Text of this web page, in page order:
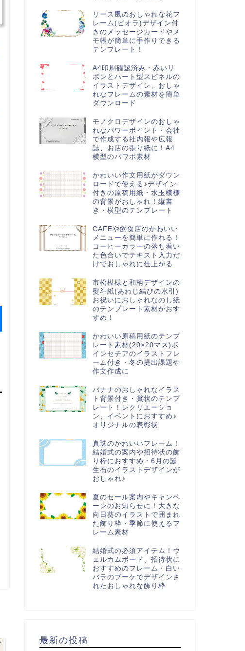
2025年12月 2025年5月
リース風のおしゃれな花フ
レーム(ビオラ)デザイン付
きのメッセージカードやメ
モ帳が簡単に手作りできる
テンプレート！
A4印刷確認済み・赤いリ
ボンとハート型スピネルの
イラストデザイン、おしゃ
れなフレームの素材を簡単
ダウンロード
モノクロデザインのおしゃ
れなパワーポイント・会社
で作成する社内報や広報
誌、お店の張り紙に！A4
横型のパワポ素材
かわいい作文用紙がダウン
ロードで使える♪デザイン
付きの原稿用紙・水玉模様
の背景がおしゃれ！縦書
き・横型のテンプレート
CAFEや飲食店のかわいい
メニューを簡単に作れる！
コーヒーカラーの落ち着い
た色合いでテキスト入力だ
けでおしゃれに仕上がる
市松模様と和柄デザインの
熨斗紙(あわじ結びの水引)
お祝いにおしゃれなのし紙
のテンプレート素材がおす
すめ！
かわいい原稿用紙のテンプ
レート素材(20×20マス)ポ
インセチアのイラストフレ
ーム付き・冬の提出課題や
作文作成に
バナナのおしゃれなイラス
ト背景付き・賞状のテンプ
レート！レクリエーショ
ン、イベントにおすすめ♪
オリジナルの表彰状
真珠のかわいいフレーム！
結婚式の案内や招待状の飾
り枠におすすめ・6月の誕
生石のイラストデザインが
おしゃれ♪
夏のセール案内やキャンペ
ーンのお知らせに！大きな
向日葵のイラストで囲まれ
た飾り枠・季節に使えるフ
レーム素材
結婚式の必須アイテム！ウ
ェルカムボード、招待状に
おすすめのフレーム・白い
バラのブーケでデザインさ
れたおしゃれな飾り枠
最新の投稿